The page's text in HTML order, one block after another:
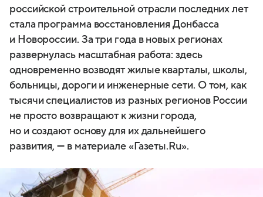
российской строительной отрасли последних лет
стала программа восстановления Донбасса
и Новороссии. За три года в новых регионах
развернулась масштабная работа: здесь
одновременно возводят жилые кварталы, школы,
больницы, дороги и инженерные сети. О том, как
тысячи специалистов из разных регионов России
не просто возвращают к жизни города,
но и создают основу для их дальнейшего
развития, — в материале «Газеты.Ru».